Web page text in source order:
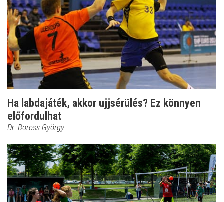
Ha labdajáték, akkor ujjsérülés? Ez könnyen
előfordulhat
Dr. Boross György